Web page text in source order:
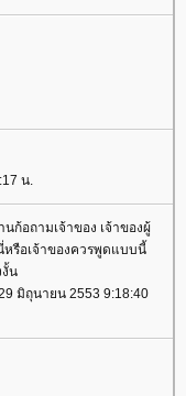
น.
ก้อถามเจ้าของ เจ้าของผู้
หรือเจ้าของควรพูดแบบนี้
น
มิถุนายน 2553 9:18:40